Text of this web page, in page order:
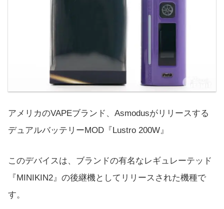
アメリカのVAPEブランド、Asmodusがリリースする
デュアルバッテリーMOD『Lustro 200W』
このデバイスは、ブランドの有名なレギュレーテッド
『MINIKIN2』の後継機としてリリースされた機種で
す。